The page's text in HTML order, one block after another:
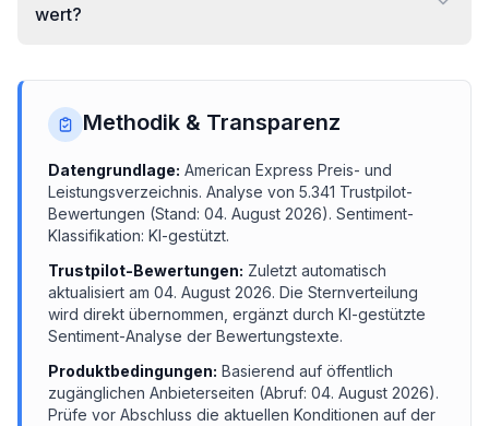
wert?
Methodik & Transparenz
Datengrundlage: American Express Preis- und
Leistungsverzeichnis. Analyse von 5.341 Trustpilot-
Bewertungen (Stand: 04. August 2026). Sentiment-
Klassifikation: KI-gestützt.
Trustpilot-Bewertungen: Zuletzt automatisch
aktualisiert am 04. August 2026. Die Sternverteilung
wird direkt übernommen, ergänzt durch KI-gestützte
Sentiment-Analyse der Bewertungstexte.
Produktbedingungen: Basierend auf öffentlich
zugänglichen Anbieterseiten (Abruf: 04. August 2026).
Prüfe vor Abschluss die aktuellen Konditionen auf der